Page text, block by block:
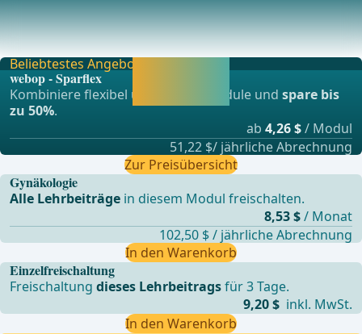
keine präoperative Darmentleerungkeine Rasurggf.
Antibiotikaprophylaxe während der Narkoseeinleitun
Einzelfreischaltung
Freischaltungdieses Lehrbeitragsfür 3 Tage.
9,20 $ inkl. MwSt.
In den Warenkorb
Beliebtestes Angebot
webop - Sparflex
Kombiniere flexibel unsere Lernmodule undspare bis
zu 50%.
ab 4,26 $/ Modul
51,22 $/ jährliche Abrechnung
Zur Preisübersicht
Gynäkologie
Alle Lehrbeiträge in diesem Modul freischalten.
8,53 $/ Monat
102,50 $ / jährliche Abrechnung
In den Warenkorb